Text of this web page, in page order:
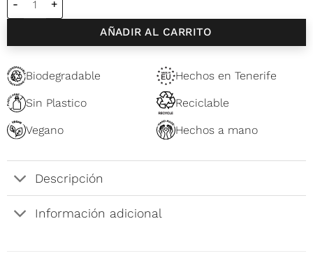
AÑADIR AL CARRITO
Biodegradable Hechos en Tenerife
Sin Plastico Reciclable
Vegano Hechos a mano
Descripción
Información adicional